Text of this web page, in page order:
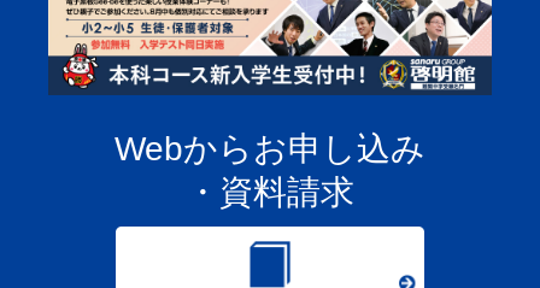
Webからお申し込み
・資料請求